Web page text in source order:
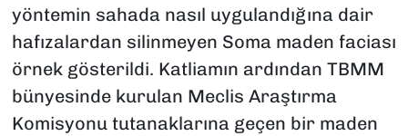
yöntemin sahada nasıl uygulandığına dair
hafızalardan silinmeyen Soma maden faciası
örnek gösterildi. Katliamın ardından TBMM
bünyesinde kurulan Meclis Araştırma
Komisyonu tutanaklarına geçen bir maden